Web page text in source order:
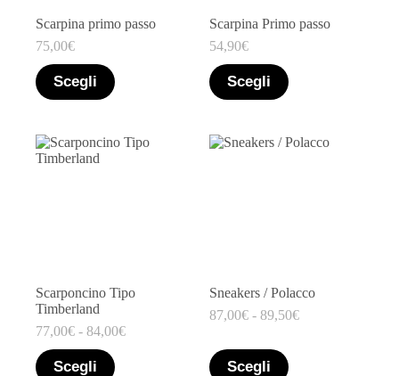
Scarpina primo passo
75,00€
Scegli
Scarpina Primo passo
54,90€
Scegli
Scarponcino Tipo
Timberland
77,00€ - 84,00€
Scegli
Sneakers / Polacco
87,00€ - 89,50€
Scegli